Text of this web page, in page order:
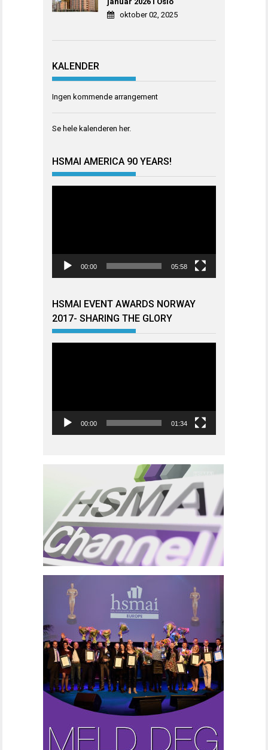
oktober 02, 2025
KALENDER
Ingen kommende arrangement
Se hele kalenderen her.
HSMAI AMERICA 90 YEARS!
00:00 05:58
HSMAI EVENT AWARDS NORWAY
2017- SHARING THE GLORY
00:00 01:34